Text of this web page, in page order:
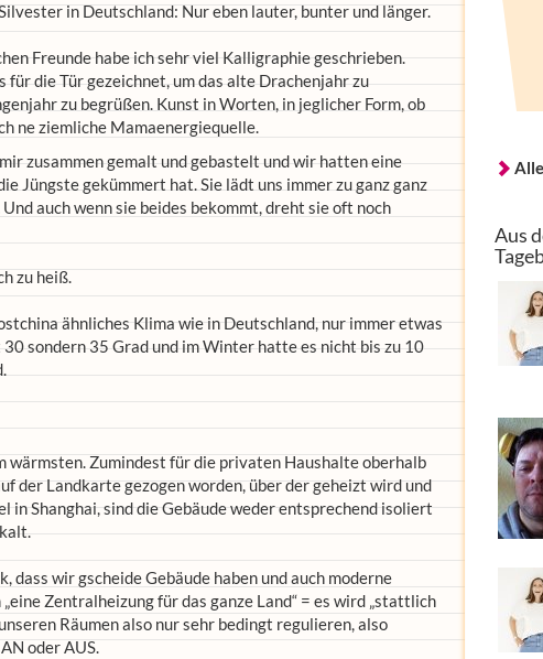
in Deutschland: Nur eben lauter, bunter und länger.
Freunde habe ich sehr viel Kalligraphie geschrieben.
die Tür gezeichnet, um das alte Drachenjahr zu
zu begrüßen. Kunst in Worten, in jeglicher Form, ob
ne ziemliche Mamaenergiequelle.
zusammen gemalt und gebastelt und wir hatten eine
Jüngste gekümmert hat. Sie lädt uns immer zu ganz ganz
auch wenn sie beides bekommt, dreht sie oft noch
zu heiß.
ähnliches Klima wie in Deutschland, nur immer etwas
sondern 35 Grad und im Winter hatte es nicht bis zu 10
wärmsten. Zumindest für die privaten Haushalte oberhalb
der Landkarte gezogen worden, über der geheizt wird und
in Shanghai, sind die Gebäude weder entsprechend isoliert
dass wir gscheide Gebäude haben und auch moderne
Zentralheizung für das ganze Land“ = es wird „stattlich
Räumen also nur sehr bedingt regulieren, also
oder AUS.
Aus